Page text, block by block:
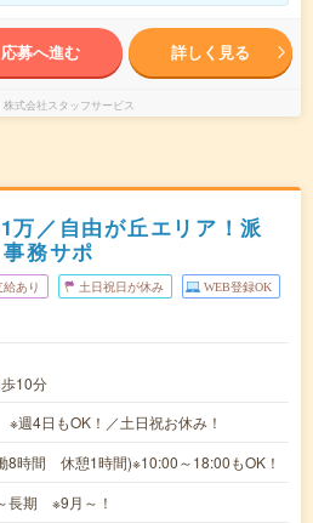
応募へ進む 詳しく見る
株式会社スタッフサービス
万／自由が丘エリア！派
務サポ
あり 土日祝日が休み WEB登録OK
10分
週4日もOK！／土日祝お休み！
8時間 休憩1時間)※10:00～18:00もOK！
長期 ※9月～！